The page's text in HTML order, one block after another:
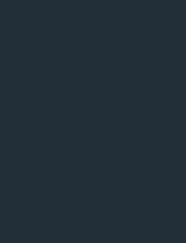
MONACO